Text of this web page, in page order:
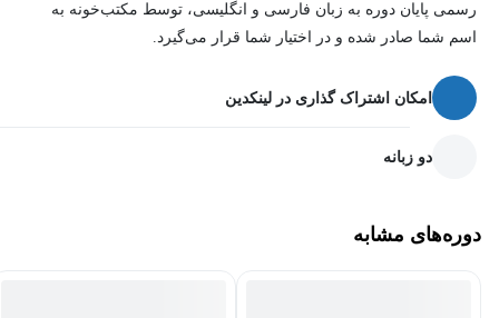
رسمی پایان دوره به زبان فارسی و انگلیسی، توسط مکتب‌خونه به
اسم شما صادر شده و در اختیار شما قرار می‌گیرد.
امکان اشتراک گذاری در لینکدین
دو زبانه
دوره‌های مشابه